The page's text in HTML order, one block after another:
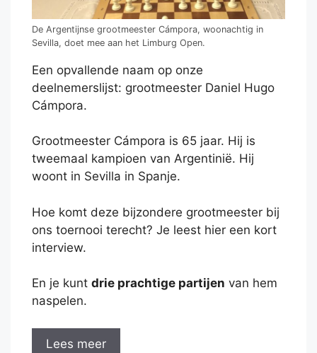
De Argentijnse grootmeester Cámpora, woonachtig in
Sevilla, doet mee aan het Limburg Open.
Een opvallende naam op onze
deelnemerslijst: grootmeester Daniel Hugo
Cámpora.
Grootmeester Cámpora is 65 jaar. Hij is
tweemaal kampioen van Argentinië. Hij
woont in Sevilla in Spanje.
Hoe komt deze bijzondere grootmeester bij
ons toernooi terecht? Je leest hier een kort
interview.
En je kunt drie prachtige partijen van hem
naspelen.
Lees meer